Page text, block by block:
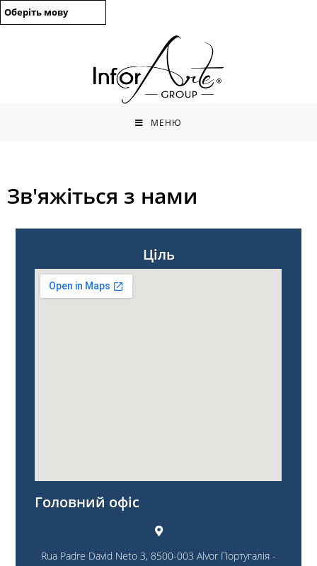
Оберіть мову
МЕНЮ
Зв'яжіться з нами
Ціль
Головний офіс
Rua Padre David Neto 3, 8500-003 Alvor Португалія -